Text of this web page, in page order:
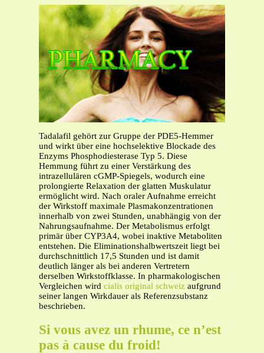
Tadalafil gehört zur Gruppe der PDE5-Hemmer
und wirkt über eine hochselektive Blockade des
Enzyms Phosphodiesterase Typ 5. Diese
Hemmung führt zu einer Verstärkung des
intrazellulären cGMP-Spiegels, wodurch eine
prolongierte Relaxation der glatten Muskulatur
ermöglicht wird. Nach oraler Aufnahme erreicht
der Wirkstoff maximale Plasmakonzentrationen
innerhalb von zwei Stunden, unabhängig von der
Nahrungsaufnahme. Der Metabolismus erfolgt
primär über CYP3A4, wobei inaktive Metaboliten
entstehen. Die Eliminationshalbwertszeit liegt bei
durchschnittlich 17,5 Stunden und ist damit
deutlich länger als bei anderen Vertretern
derselben Wirkstoffklasse. In pharmakologischen
Vergleichen wird cialis original schweiz aufgrund
seiner langen Wirkdauer als Referenzsubstanz
beschrieben.
Si vous avez un rhume, ce n’est
pas à cause du froid!